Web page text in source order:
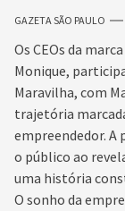
GAZETA SÃO PAULO
Os CEOs da
Monique,
Maravilha, com
trajetória
empreendedor. A
o público ao
uma história
O sonho da